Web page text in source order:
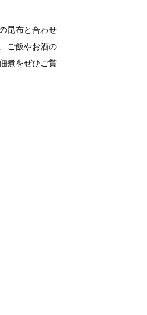
昆布と合わせ
ご飯やお酒の
煮をぜひご賞